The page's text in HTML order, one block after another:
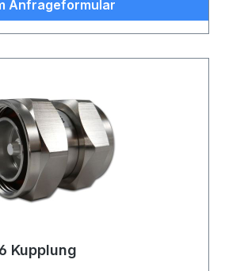
Anfrageformular
Kupplung